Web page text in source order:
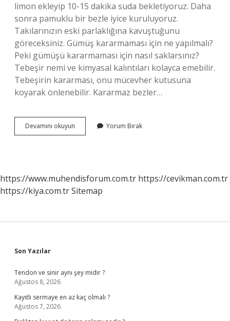
limon ekleyip 10-15 dakika suda bekletiyoruz. Daha
sonra pamuklu bir bezle iyice kuruluyoruz.
Takılarınızın eski parlaklığına kavuştuğunu
göreceksiniz. Gümüş kararmaması için ne yapılmalı?
Peki gümüşü kararmaması için nasıl saklarsınız?
Tebeşir nemi ve kimyasal kalıntıları kolayca emebilir.
Tebeşirin kararması, onu mücevher kutusuna
koyarak önlenebilir. Kararmaz bezler…
Devamını okuyun Karbonat
Gümüş
Yorum Bırak
https://www.muhendisforum.com.tr https://cevikman.com.tr
https://kiya.com.trSitemap
Sidebar
Son Yazılar
Tendon ve sinir aynı şey midir ?
Ağustos 8, 2026
Kayıtlı sermaye en az kaç olmalı ?
Ağustos 7, 2026